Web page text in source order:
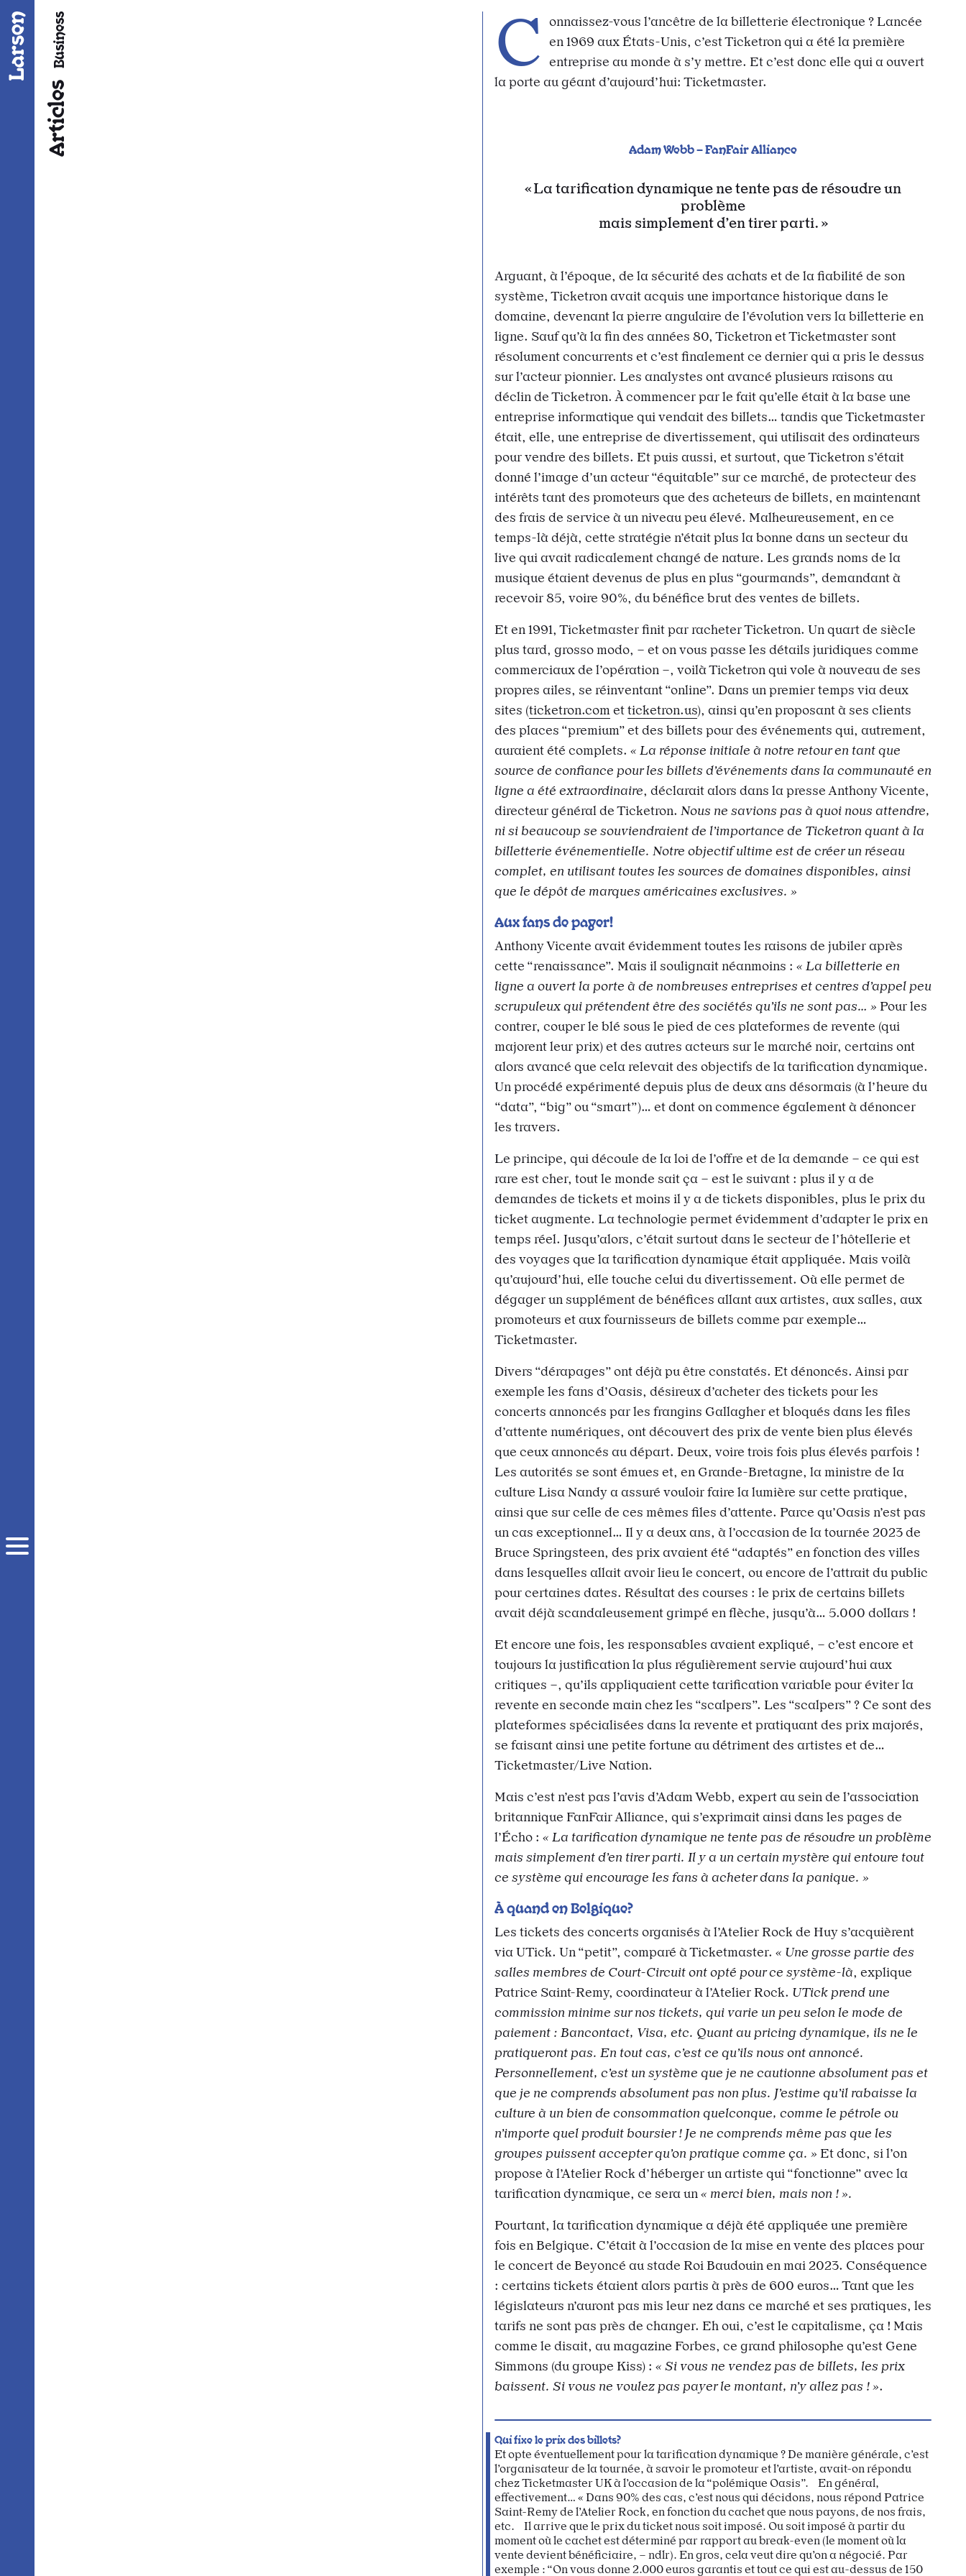
Articles
Business C
onnaissez-vous l’ancêtre de la billetterie électronique ? Lancée
en 1969 aux États-Unis, c’est Ticketron qui a été la première
entreprise au monde à s’y mettre. Et c’est donc elle qui a ouvert
la porte au géant d’aujourd’hui: Ticketmaster.
AdamWebb–FanFairAlliance
La tarification dynamique ne tente pas de résoudre un
problème
mais simplement d’en tirer parti.
Arguant, à l’époque, de la sécurité des achats et de la fiabilité de son
système, Ticketron avait acquis une importance historique dans le
domaine, devenant la pierre angulaire de l’évolution vers la billetterie en
ligne. Sauf qu’à la fin des années 80, Ticketron et Ticketmaster sont
résolument concurrents et c’est finalement ce dernier qui a pris le dessus
sur l’acteur pionnier. Les analystes ont avancé plusieurs raisons au
déclin de Ticketron. À commencer par le fait qu’elle était à la base une
entreprise informatique qui vendait des billets… tandis que Ticketmaster
était, elle, une entreprise de divertissement, qui utilisait des ordinateurs
pour vendre des billets. Et puis aussi, et surtout, que Ticketron s’était
donné l’image d’un acteur “équitable” sur ce marché, de protecteur des
intérêts tant des promoteurs que des acheteurs de billets, en maintenant
des frais de service à un niveau peu élevé. Malheureusement, en ce
temps-là déjà, cette stratégie n’était plus la bonne dans un secteur du
live qui avait radicalement changé de nature. Les grands noms de la
musique étaient devenus de plus en plus “gourmands”, demandant à
recevoir 85, voire 90%, du bénéfice brut des ventes de billets.
Et en 1991, Ticketmaster finit par racheter Ticketron. Un quart de siècle
plus tard, grosso modo, – et on vous passe les détails juridiques comme
commerciaux de l’opération –, voilà Ticketron qui vole à nouveau de ses
propres ailes, se réinventant “online”. Dans un premier temps via deux
sites (ticketron.com etticketron.us), ainsi qu’en proposant à ses clients
des places “premium” et des billets pour des événements qui, autrement,
auraient été complets. « La réponse initiale à notre retour en tant que
source de confiance pour les billets d’événements dans la communauté en
ligne a été extraordinaire, déclarait alors dans la presse Anthony Vicente,
directeur général de Ticketron. Nous ne savions pas à quoi nous attendre,
ni si beaucoup se souviendraient de l’importance de Ticketron quant à la
billetterie événementielle. Notre objectif ultime est de créer un réseau
complet, en utilisant toutes les sources de domaines disponibles, ainsi
que le dépôt de marques américaines exclusives. »
Aux fans de payer!
Anthony Vicente avait évidemment toutes les raisons de jubiler après
cette “renaissance”. Mais il soulignait néanmoins : « La billetterie en
ligne a ouvert la porte à de nombreuses entreprises et centres d’appel peu
scrupuleux qui prétendent être des sociétés qu’ils ne sont pas… » Pour les
contrer, couper le blé sous le pied de ces plateformes de revente (qui
majorent leur prix) et des autres acteurs sur le marché noir, certains ont
alors avancé que cela relevait des objectifs de la tarification dynamique.
Un procédé expérimenté depuis plus de deux ans désormais (à l’heure du
“data”, “big” ou “smart”)… et dont on commence également à dénoncer
les travers.
Le principe, qui découle de la loi de l’offre et de la demande – ce qui est
rare est cher, tout le monde sait ça – est le suivant : plus il y a de
demandes de tickets et moins il y a de tickets disponibles, plus le prix du
ticket augmente. La technologie permet évidemment d’adapter le prix en
temps réel. Jusqu’alors, c’était surtout dans le secteur de l’hôtellerie et
des voyages que la tarification dynamique était appliquée. Mais voilà
qu’aujourd’hui, elle touche celui du divertissement. Où elle permet de
dégager un supplément de bénéfices allant aux artistes, aux salles, aux
promoteurs et aux fournisseurs de billets comme par exemple…
Ticketmaster.
Divers “dérapages” ont déjà pu être constatés. Et dénoncés. Ainsi par
exemple les fans d’Oasis, désireux d’acheter des tickets pour les
concerts annoncés par les frangins Gallagher et bloqués dans les files
d’attente numériques, ont découvert des prix de vente bien plus élevés
que ceux annoncés au départ. Deux, voire trois fois plus élevés parfois !
Les autorités se sont émues et, en Grande-Bretagne, la ministre de la
culture Lisa Nandy a assuré vouloir faire la lumière sur cette pratique,
ainsi que sur celle de ces mêmes files d’attente. Parce qu’Oasis n’est pas
un cas exceptionnel… Il y a deux ans, à l’occasion de la tournée 2023 de
Bruce Springsteen, des prix avaient été “adaptés” en fonction des villes
dans lesquelles allait avoir lieu le concert, ou encore de l’attrait du public
pour certaines dates. Résultat des courses : le prix de certains billets
avait déjà scandaleusement grimpé en flèche, jusqu’à… 5.000 dollars !
Et encore une fois, les responsables avaient expliqué, – c’est encore et
toujours la justification la plus régulièrement servie aujourd’hui aux
critiques –, qu’ils appliquaient cette tarification variable pour éviter la
revente en seconde main chez les “scalpers”. Les “scalpers” ? Ce sont des
plateformes spécialisées dans la revente et pratiquant des prix majorés,
se faisant ainsi une petite fortune au détriment des artistes et de…
Ticketmaster/Live Nation.
Mais c’est n’est pas l’avis d’Adam Webb, expert au sein de l’association
britannique FanFair Alliance, qui s’exprimait ainsi dans les pages de
l’Écho : « La tarification dynamique ne tente pas de résoudre un problème
mais simplement d’en tirer parti. Il y a un certain mystère qui entoure tout
ce système qui encourage les fans à acheter dans la panique. »
À quand en Belgique?
Les tickets des concerts organisés à l’Atelier Rock de Huy s’acquièrent
via UTick. Un “petit”, comparé à Ticketmaster. « Une grosse partie des
salles membres de Court-Circuit ont opté pour ce système-là, explique
Patrice Saint-Remy, coordinateur à l’Atelier Rock. UTick prend une
commission minime sur nos tickets, qui varie un peu selon le mode de
paiement : Bancontact, Visa, etc. Quant au pricing dynamique, ils ne le
pratiqueront pas. En tout cas, c’est ce qu’ils nous ont annoncé.
Personnellement, c’est un système que je ne cautionne absolument pas et
que je ne comprends absolument pas non plus. J’estime qu’il rabaisse la
culture à un bien de consommation quelconque, comme le pétrole ou
n’importe quel produit boursier ! Je ne comprends même pas que les
groupes puissent accepter qu’on pratique comme ça. » Et donc, si l’on
propose à l’Atelier Rock d’héberger un artiste qui “fonctionne” avec la
tarification dynamique, ce sera un « merci bien, mais non ! ».
Pourtant, la tarification dynamique a déjà été appliquée une première
fois en Belgique. C’était à l’occasion de la mise en vente des places pour
le concert de Beyoncé au stade Roi Baudouin en mai 2023. Conséquence
: certains tickets étaient alors partis à près de 600 euros… Tant que les
législateurs n’auront pas mis leur nez dans ce marché et ses pratiques, les
tarifs ne sont pas près de changer. Eh oui, c’est le capitalisme, ça ! Mais
comme le disait, au magazine Forbes, ce grand philosophe qu’est Gene
Simmons (du groupe Kiss) : « Si vous ne vendez pas de billets, les prix
baissent. Si vous ne voulez pas payer le montant, n’y allez pas ! ».
Qui fixe le prix des billets?
Et opte éventuellement pour la tarification dynamique ? De manière générale, c’est
l’organisateur de la tournée, à savoir le promoteur et l’artiste, avait-on répondu
chez Ticketmaster UK à l’occasion de la “polémique Oasis”. En général,
effectivement… « Dans 90% des cas, c’est nous qui décidons, nous répond Patrice
Saint-Remy de l’Atelier Rock, en fonction du cachet que nous payons, de nos frais,
etc. Il arrive que le prix du ticket nous soit imposé. Ou soit imposé à partir du
moment où le cachet est déterminé par rapport au break-even (le moment où la
vente devient bénéficiaire, – ndlr). En gros, cela veut dire qu’on a négocié. Par
exemple : “On vous donne 2.000 euros garantis et tout ce qui est au-dessus de 150